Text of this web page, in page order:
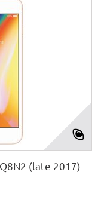
(late 2017)